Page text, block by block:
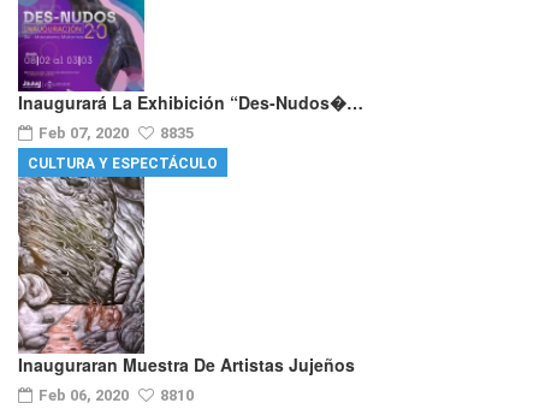
Inaugurará La Exhibición “Des-Nudos�…
Feb 07, 2020 8835
Inauguraran Muestra De Artistas Jujeños
Feb 06, 2020 8810
CULTURA Y ESPECTÁCULO